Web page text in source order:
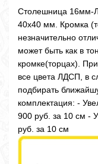
Столешница 16мм-
40х40 мм. Кромка
незначительно
может быть как в
кромке(торцах).
все цвета ЛДСП, в
подбирать
комплектация: -
900 руб. за 10 см -
руб. за 10 см